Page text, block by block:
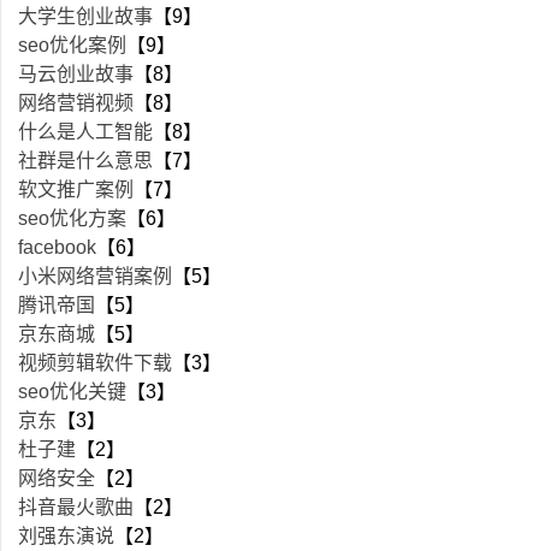
大学生创业故事 【9】
seo优化案例
【9】
马云创业故事 【8】
网络营销视频 【8】
什么是人工智能 【8】
社群是什么意思 【7】
软文推广案例
【7】
seo优化方案 【6】
facebook 【6】
小米网络营销案例
【5】
腾讯帝国
【5】
京东商城 【5】
视频剪辑软件下载 【3】
seo优化关键 【3】
京东 【3】
杜子建 【2】
网络安全 【2】
抖音最火歌曲 【2】
刘强东演说 【2】